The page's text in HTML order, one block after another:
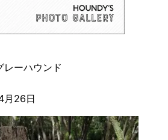
レーハウンド
月26日